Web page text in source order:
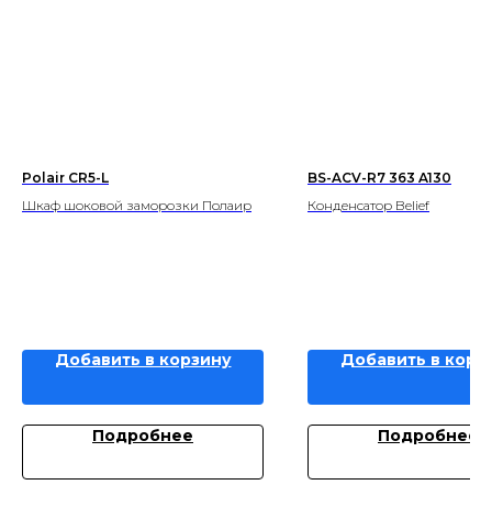
Polair CR5-L
Шкаф шоковой заморозки Полаир
Добавить в корзину
Подробнее
BS-ACV-R7 363 A130
Конденсатор Belief
Добавить в
Подробнее